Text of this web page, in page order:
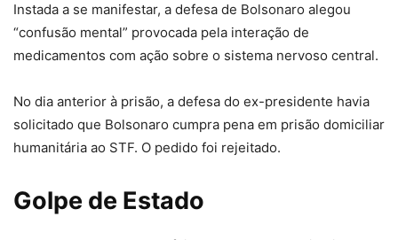
Instada a se manifestar, a defesa de Bolsonaro alegou
“confusão mental” provocada pela interação de
medicamentos com ação sobre o sistema nervoso central.
No dia anterior à prisão, a defesa do ex-presidente havia
solicitado que Bolsonaro cumpra pena em prisão domiciliar
humanitária ao STF. O pedido foi rejeitado.
Golpe de Estado